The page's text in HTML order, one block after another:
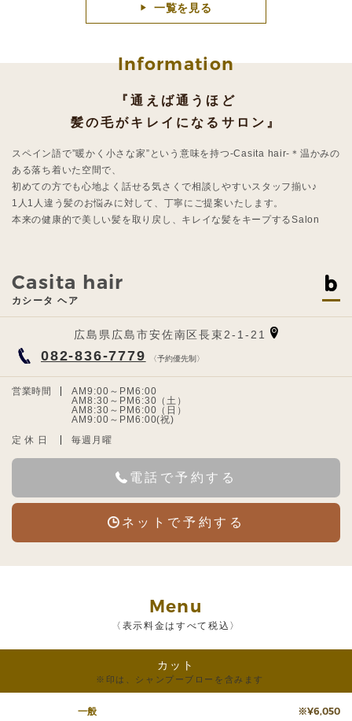
一覧を見る
Information
『通えば通うほど
髪の毛がキレイになるサロン』
スペイン語で”暖かく小さな家”という意味を持つ-Casita hair-＊温かみの
ある落ち着いた空間で、
初めての方でも心地よく話せる気さくで相談しやすいスタッフ揃い♪
1人1人違う髪のお悩みに対して、丁寧にご提案いたします。
本来の健康的で美しい髪を取り戻し、キレイな髪をキープするSalon
Casita hair
カシータ ヘア
広島県広島市安佐南区長束2-1-21
082-836-7779 〈予約優先制〉
営業時間
AM9:00～PM6:00
AM8:30～PM6:30（土）
AM8:30～PM6:00（日）
AM9:00～PM6:00(祝)
定 休 日
毎週月曜
電話で予約する
ネットで予約する
Menu
〈表示料金はすべて税込〉
カット
※印は、シャンプーブローを含みます
一般 ※¥6,050